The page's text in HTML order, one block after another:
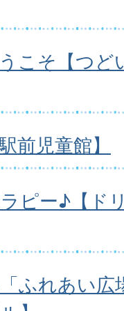
こそ【つど
前児童館】
ピー♪【ド
ふれあい広